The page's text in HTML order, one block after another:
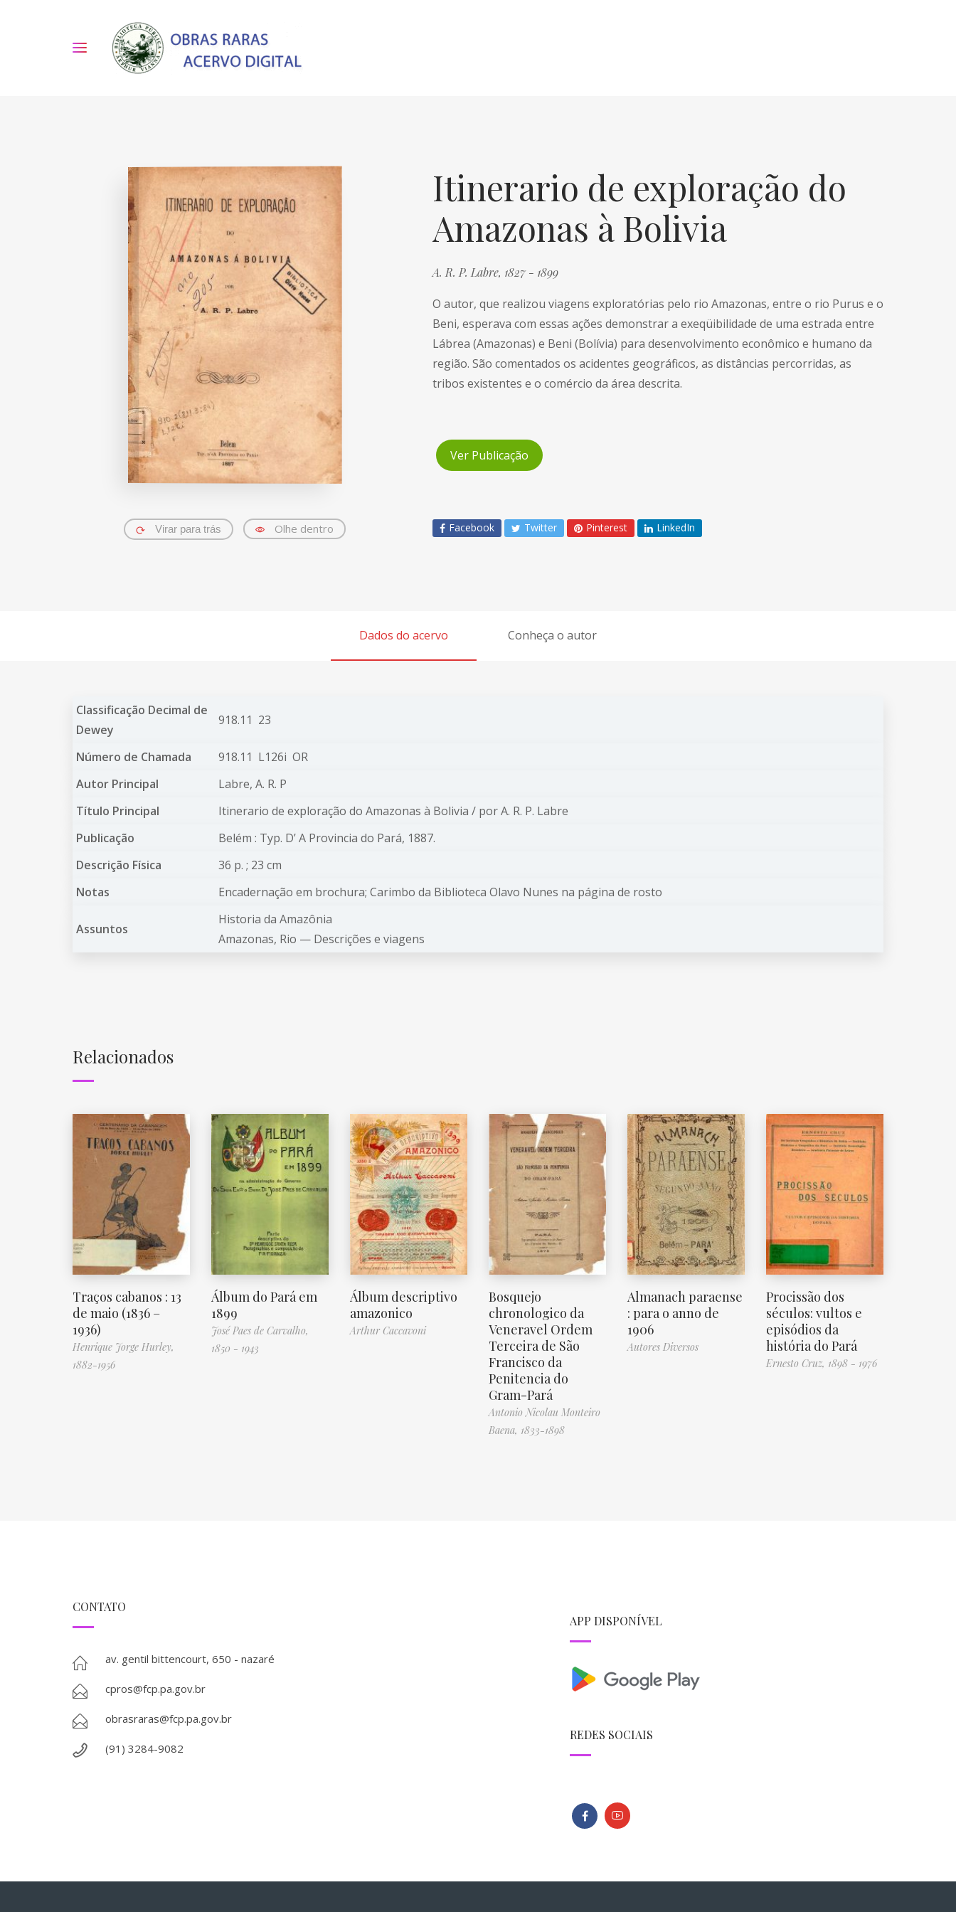
Virar para trás Olhe dentro
Itinerario de exploração do
Amazonas à Bolivia
A. R. P. Labre, 1827 - 1899
O autor, que realizou viagens exploratórias pelo rio Amazonas, entre o rio Purus e o
Beni, esperava com essas ações demonstrar a exeqüibilidade de uma estrada entre
Lábrea (Amazonas) e Beni (Bolívia) para desenvolvimento econômico e humano da
região. São comentados os acidentes geográficos, as distâncias percorridas, as
tribos existentes e o comércio da área descrita.
Ver Publicação
Facebook Twitter Pinterest LinkedIn
Dados do acervo Conheça o autor
Classificação Decimal de
Dewey
918.11 23
Número de Chamada
918.11 L126i OR
Autor Principal
Labre, A. R. P
Título Principal
Itinerario de exploração do Amazonas à Bolivia / por A. R. P. Labre
Publicação
Belém : Typ. D’ A Provincia do Pará, 1887.
Descrição Física
36 p. ; 23 cm
Notas
Encadernação em brochura; Carimbo da Biblioteca Olavo Nunes na página de rosto
Assuntos
Historia da Amazônia
Amazonas, Rio — Descrições e viagens
Relacionados
Traços cabanos : 13
de maio (1836 –
1936)
Henrique Jorge Hurley,
1882-1956
Álbum do Pará em
1899
José Paes de Carvalho,
1850 - 1943
Álbum descriptivo
amazonico
Arthur Caccavoni
Bosquejo
chronologico da
Veneravel Ordem
Terceira de São
Francisco da
Penitencia do
Gram-Pará
Antonio Nicolau Monteiro
Baena, 1833-1898
Almanach paraense
: para o anno de
1906
Autores Diversos
Procissão dos
séculos: vultos e
episódios da
história do Pará
Ernesto Cruz, 1898 - 1976
CONTATO
av. gentil bittencourt, 650 - nazaré
cpros@fcp.pa.gov.br
obrasraras@fcp.pa.gov.br
(91) 3284-9082
APP DISPONÍVEL
REDES SOCIAIS